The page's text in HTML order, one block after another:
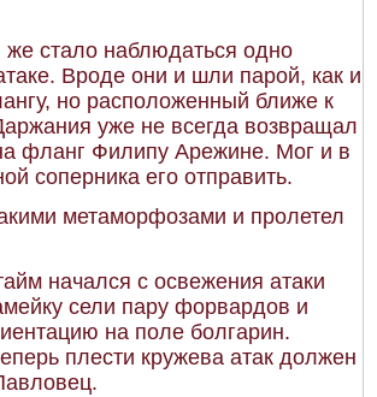
же стало наблюдаться одно
Вроде они и шли парой, как и
но расположенный ближе к
уже не всегда возвращал
фланг Филипу Арежине. Мог и в
соперника его отправить.
метаморфозами и пролетел
начался с освежения атаки
сели пару форвардов и
на поле болгарин.
плести кружева атак должен